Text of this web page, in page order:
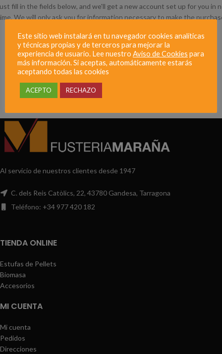
fill in the fields below, and we'll get a new account set up for you in
We will only ask you for information necessary to make the
REGISTRARSE
Al servicio de nuestros clientes desde 1947
C. dels Reis Catòlics, 22, 43780 Gandesa, Tarragona
Teléfono: +34 977 420 182
TIENDA ONLINE
Estufas de Pellets
Biomasa
Accesorios
MI CUENTA
Mi cuenta
Pedidos
Direcciones
Este sitio web instalará en tu navegador cookies analíticas
y técnicas propias y de terceros para mejorar la
experiencia de usuario. Lee nuestro Aviso de Cookies para
más información. Si aceptas, automáticamente estarás
aceptando todas las cookies
ACEPTO RECHAZO